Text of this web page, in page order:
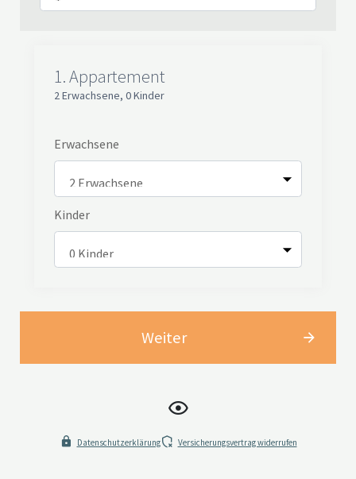
1.Appartement
2 Erwachsene, 0 Kinder
Erwachsene
Kinder
Weiter
Datenschutzerklärung Versicherungsvertrag widerrufen